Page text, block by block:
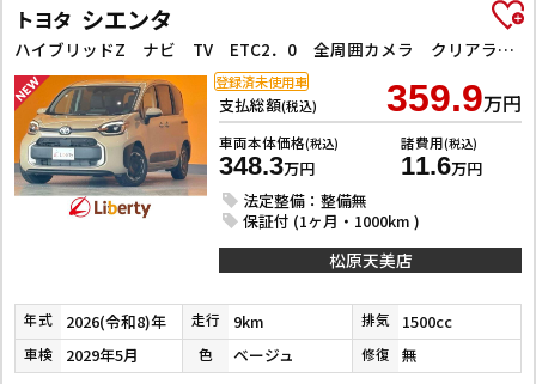
トヨタ シエンタ
ハイブリッドZ ナビ TV ETC2．0 全周囲カメラ クリアランスソナー オートクルーズコントロール レーンアシスト パークアシスト 衝突被害軽減システム 両側電動スライドドア オートマチックハイビーム
支払総額(税込) 359.9万円
車両本体価格(税込)
348.3万円
諸費用(税込)
11.6万円
法定整備：整備無
保証付 (1ヶ月・1000km )
登録済未使用車
松原天美店
年式 2026(令和8)年 走行 9km 排気 1500cc
車検 2029年5月 色 ベージュ 修復 無